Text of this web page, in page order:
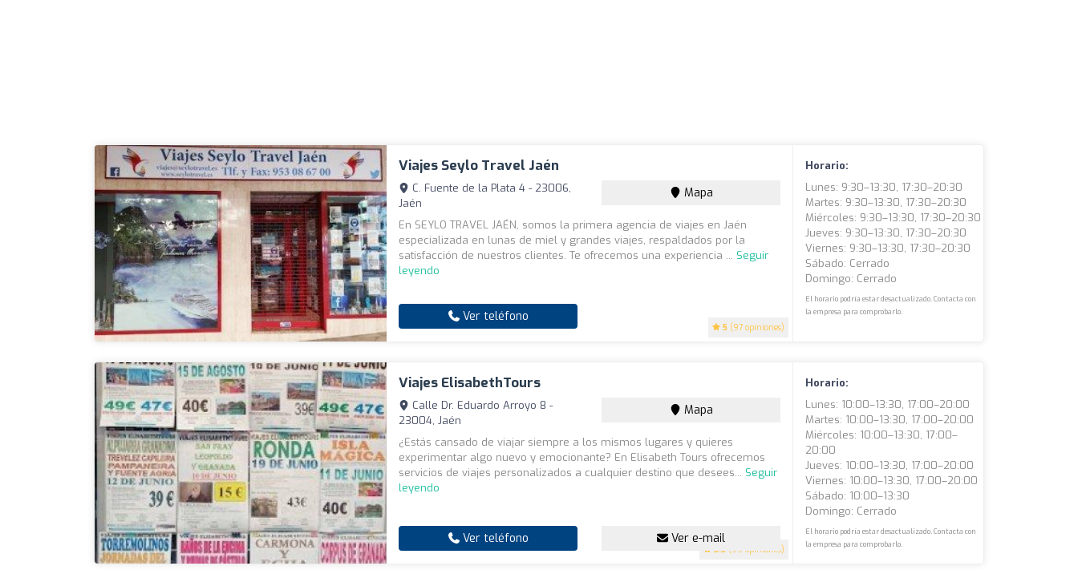
Viajes Seylo Travel Jaén
5 (97 opiniones)
C. Fuente de la Plata 4 - 23006,
Jaén
Mapa
En SEYLO TRAVEL JAÉN, somos la primera agencia de viajes en Jaén
especializada en lunas de miel y grandes viajes, respaldados por la
satisfacción de nuestros clientes. Te ofrecemos una experiencia ... Seguir
leyendo
Ver teléfono
Horario:
Lunes: 9:30–13:30, 17:30–20:30
Martes: 9:30–13:30, 17:30–20:30
Miércoles: 9:30–13:30, 17:30–20:30
Jueves: 9:30–13:30, 17:30–20:30
Viernes: 9:30–13:30, 17:30–20:30
Sábado: Cerrado
Domingo: Cerrado
El horario podría estar desactualizado. Contacta con
la empresa para comprobarlo.
Viajes ElisabethTours
3.3 (99 opiniones)
Calle Dr. Eduardo Arroyo 8 -
23004, Jaén
Mapa
¿Estás cansado de viajar siempre a los mismos lugares y quieres
experimentar algo nuevo y emocionante? En Elisabeth Tours ofrecemos
servicios de viajes personalizados a cualquier destino que desees... Seguir
leyendo
Ver teléfono Ver e-mail
Horario:
Lunes: 10:00–13:30, 17:00–20:00
Martes: 10:00–13:30, 17:00–20:00
Miércoles: 10:00–13:30, 17:00–
20:00
Jueves: 10:00–13:30, 17:00–20:00
Viernes: 10:00–13:30, 17:00–20:00
Sábado: 10:00–13:30
Domingo: Cerrado
El horario podría estar desactualizado. Contacta con
la empresa para comprobarlo.